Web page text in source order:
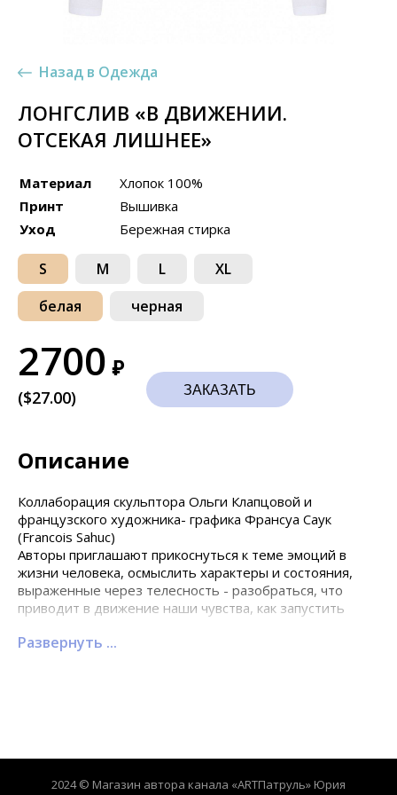
Назад в Одежда
ЛОНГСЛИВ «В ДВИЖЕНИИ.
ОТСЕКАЯ ЛИШНЕЕ»
Материал
Хлопок 100%
Принт
Вышивка
Уход
Бережная стирка
S M L
XL
белая
черная
2700 ₽
($27.00) ЗАКАЗАТЬ
Описание
Коллаборация скульптора Ольги Клапцовой и
французского художника- графика Франсуа Саук
(Francois Sahuc)
Авторы приглашают прикоснуться к теме эмоций в
жизни человека, осмыслить характеры и состояния,
выраженные через телесность - разобраться, что
приводит в движение наши чувства, как запустить
удержать Равновесие, балансируя на полупальцах.
2024 © Магазин автора канала «ARTПатруль» Юрия